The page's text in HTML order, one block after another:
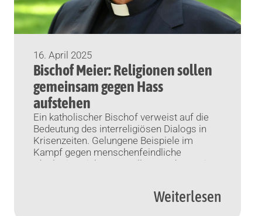
16. April 2025
Bischof Meier: Religionen sollen
gemeinsam gegen Hass
aufstehen
Ein katholischer Bischof verweist auf die
Bedeutung des interreligiösen Dialogs in
Krisenzeiten. Gelungene Beispiele im
Kampf gegen menschenfeindliche
Ideologien sieht er vor allem an der Basis.
deutschen Bischöfen für den interreligiösen
Dialog zuständige Bischof Bertram Meier
Weiterlesen